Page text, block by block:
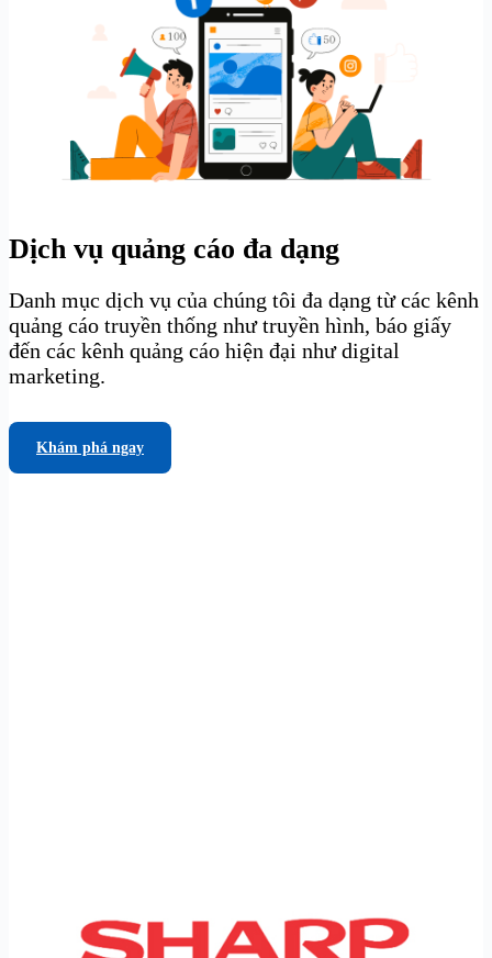
Dịch vụ quảng cáo đa dạng
Danh mục dịch vụ của chúng tôi đa dạng từ các kênh
quảng cáo truyền thống như truyền hình, báo giấy
đến các kênh quảng cáo hiện đại như digital
marketing.
Khám phá ngay